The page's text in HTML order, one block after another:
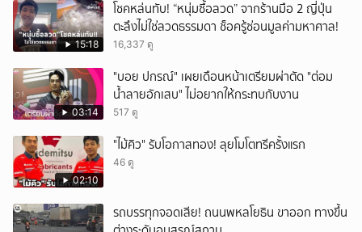
15:18
โชคหล่นทับ! “หนุ่มซื้อลวด” จากร้านมือ 2 ญี่ปุ่น
ตะลึงไม่ใช่ลวดธรรมดา ช็อครู้ซ่อนมูลค่ามหาศาล!
16,337 ดู
03:14
"บอย ปกรณ์" เผยเดือนหน้าเตรียมผ่าตัด "ต่อม
น้ำลายอักเสบ" ไม่อยากให้กระทบกับงาน
517 ดู
02:10
"ไม้คิว" รับโอกาสทอง! ลุยโมโตทรีครั้งแรก
46 ดู
รถบรรทุกจอดเสีย! ถนนพหลโยธิน ขาออก ทางขึ้น